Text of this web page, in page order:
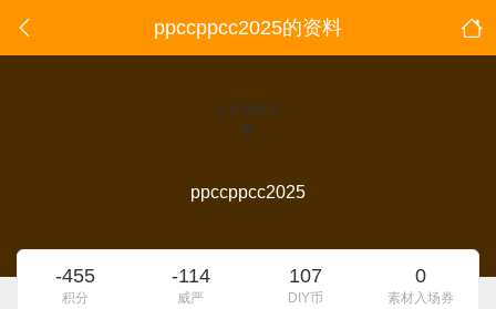
ppccppcc2025的资料
点击重新加
载
ppccppcc2025
-455
积分
-114
威严
107
DIY币
0
素材入场券